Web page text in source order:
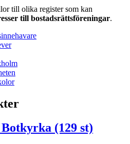
till olika register som kan
till bostadsrättsföreningar.
(129 st)